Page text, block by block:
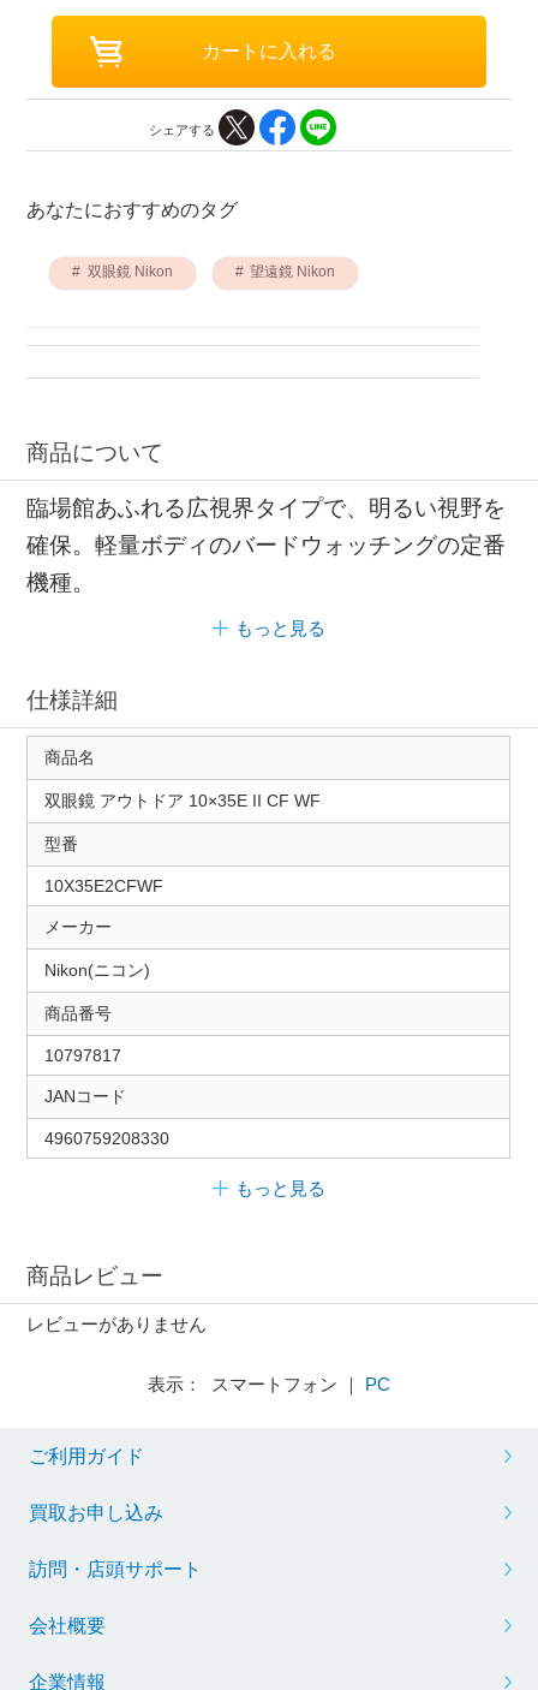
シェアする
あなたにおすすめのタグ
双眼鏡 Nikon 望遠鏡 Nikon
商品について
臨場館あふれる広視界タイプで、明るい視野を
確保。軽量ボディのバードウォッチングの定番
機種。
もっと見る
仕様詳細
商品名
双眼鏡 アウトドア 10×35E II CF WF
型番
10X35E2CFWF
メーカー
Nikon(ニコン)
商品番号
10797817
JANコード
4960759208330
もっと見る
商品レビュー
レビューがありません
表示： スマートフォン ｜ PC
ご利用ガイド
買取お申し込み
訪問・店頭サポート
会社概要
企業情報